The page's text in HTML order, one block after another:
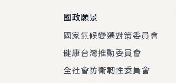
國政願景
國家氣候變遷對策委員會
健康台灣推動委員會
全社會防衛韌性委員會